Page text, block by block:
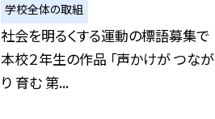
学校全体の取組
社会を明るくする運動の標語募集で
本校２年生の作品 「声かけが つなが
り 育む 第...